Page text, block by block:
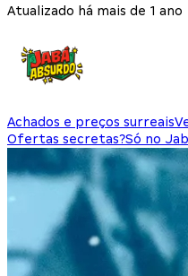
Atualizado há mais de 1 ano
Achados e preços surreais
Ofertas secretas?Só no